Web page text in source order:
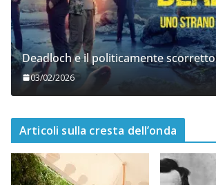
Deadloch e il politicamente scorretto
03/02/2026
Articoli sulla cresta dell’onda